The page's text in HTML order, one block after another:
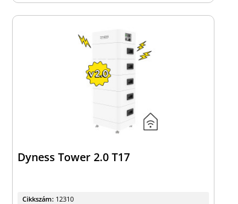
Dyness Tower 2.0 T17
Cikkszám: 12310